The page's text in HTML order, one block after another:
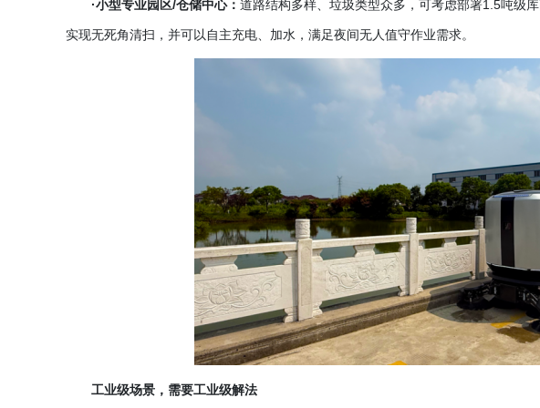
·小型专业园区/仓储中心： 道路结构多样、垃圾类型众多，可考虑部署1.5吨级
实现无死角清扫，并可以自主充电、加水，满足夜间无人值守作业需求。
工业级场景，需要工业级解法